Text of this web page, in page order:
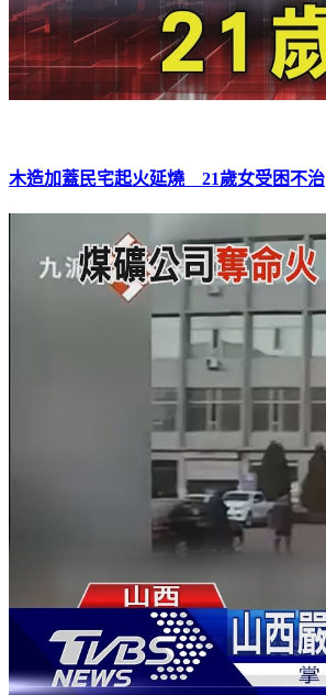
木造加蓋民宅起火延燒 21歲女受困不治